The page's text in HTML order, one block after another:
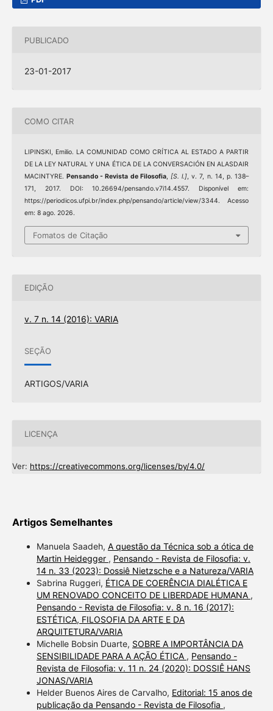
PUBLICADO
23-01-2017
COMO CITAR
LIPINSKI, Emilio. LA COMUNIDAD COMO CRÍTICA AL ESTADO A PARTIR
DE LA LEY NATURAL Y UNA ÉTICA DE LA CONVERSACIÓN EN ALASDAIR
MACINTYRE.Pensando - Revista de Filosofia, [S. l.], v. 7, n. 14, p. 138–
171, 2017. DOI: 10.26694/pensando.v7i14.4557. Disponível em:
https://periodicos.ufpi.br/index.php/pensando/article/view/3344. Acesso
em: 8 ago. 2026.
Fomatos de Citação
EDIÇÃO
v. 7 n. 14 (2016): VARIA
SEÇÃO
ARTIGOS/VARIA
LICENÇA
Ver: https://creativecommons.org/licenses/by/4.0/
Artigos Semelhantes
Manuela Saadeh, A questão da Técnica sob a ótica de
Martin Heidegger , Pensando - Revista de Filosofia: v.
14 n. 33 (2023): Dossiê Nietzsche e a Natureza/VARIA
Sabrina Ruggeri, ÉTICA DE COERÊNCIA DIALÉTICA E
UM RENOVADO CONCEITO DE LIBERDADE HUMANA ,
Pensando - Revista de Filosofia: v. 8 n. 16 (2017):
ESTÉTICA, FILOSOFIA DA ARTE E DA
ARQUITETURA/VARIA
Michelle Bobsin Duarte, SOBRE A IMPORTÂNCIA DA
SENSIBILIDADE PARA A AÇÃO ÉTICA , Pensando -
Revista de Filosofia: v. 11 n. 24 (2020): DOSSIÊ HANS
JONAS/VARIA
Helder Buenos Aires de Carvalho, Editorial: 15 anos de
publicação da Pensando - Revista de Filosofia ,